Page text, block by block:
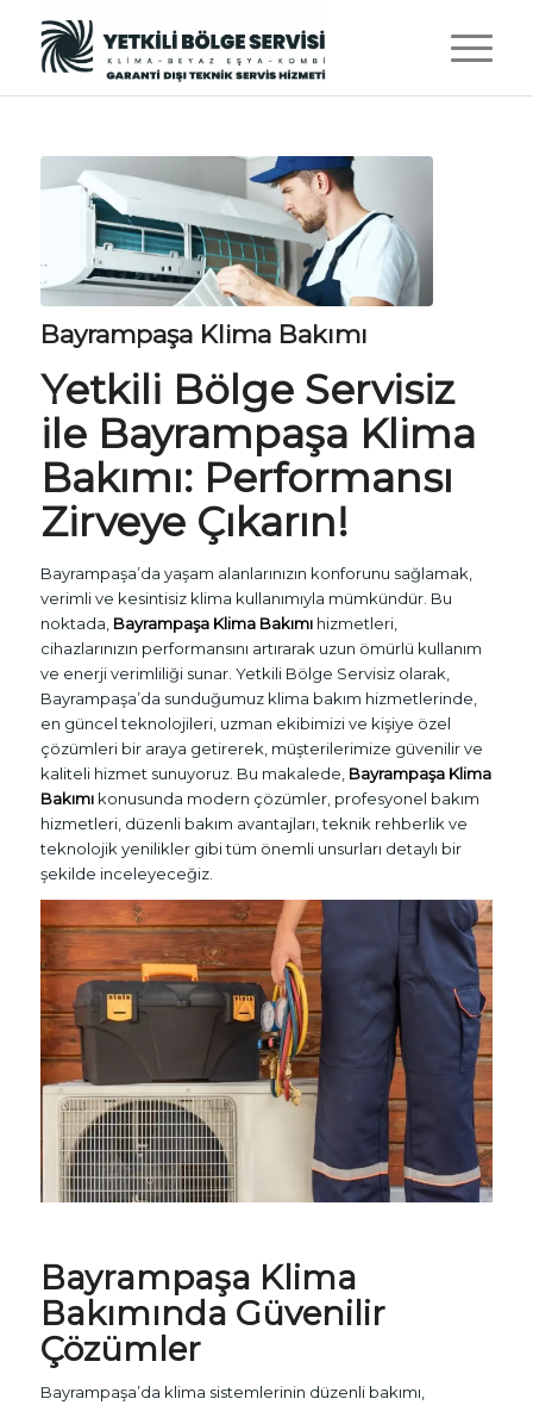
Bayrampaşa Klima Bakımı
Yetkili Bölge Servisiz
ile Bayrampaşa Klima
Bakımı: Performansı
Zirveye Çıkarın!
Bayrampaşa’da yaşam alanlarınızın konforunu sağlamak,
verimli ve kesintisiz klima kullanımıyla mümkündür. Bu
noktada, Bayrampaşa Klima Bakımıhizmetleri,
cihazlarınızın performansını artırarak uzun ömürlü kullanım
ve enerji verimliliği sunar. Yetkili Bölge Servisiz olarak,
Bayrampaşa’da sunduğumuz klima bakım hizmetlerinde,
en güncel teknolojileri, uzman ekibimizi ve kişiye özel
çözümleri bir araya getirerek, müşterilerimize güvenilir ve
kaliteli hizmet sunuyoruz. Bu makalede, Bayrampaşa Klima
Bakımıkonusunda modern çözümler, profesyonel bakım
hizmetleri, düzenli bakım avantajları, teknik rehberlik ve
teknolojik yenilikler gibi tüm önemli unsurları detaylı bir
şekilde inceleyeceğiz.
Bayrampaşa Klima
Bakımında Güvenilir
Çözümler
Bayrampaşa’da klima sistemlerinin düzenli bakımı,